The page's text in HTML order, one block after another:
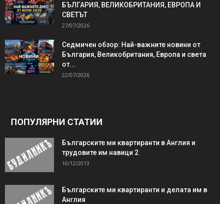
БЪЛГАРИЯ, ВЕЛИКОБРИТАНИЯ, ЕВРОПА И
СВЕТЪТ
27/07/2026
Седмичен обзор: Най-важните новини от
България, Великобритания, Европа и света
от...
22/07/2026
ПОПУЛЯРНИ СТАТИИ
Българските ми квартиранти в Англия и
трудовите им навици 2
10/12/2013
Българските ми квартиранти и делата им в
Англия